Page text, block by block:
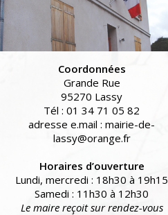
Coordonnées
Grande Rue
95270 Lassy
Tél : 01 34 71 05 82
adresse e.mail : mairie-de-
lassy@orange.fr
Horaires d’ouverture
Lundi, mercredi : 18h30 à 19h15
Samedi : 11h30 à 12h30
Le maire reçoit sur rendez-vous